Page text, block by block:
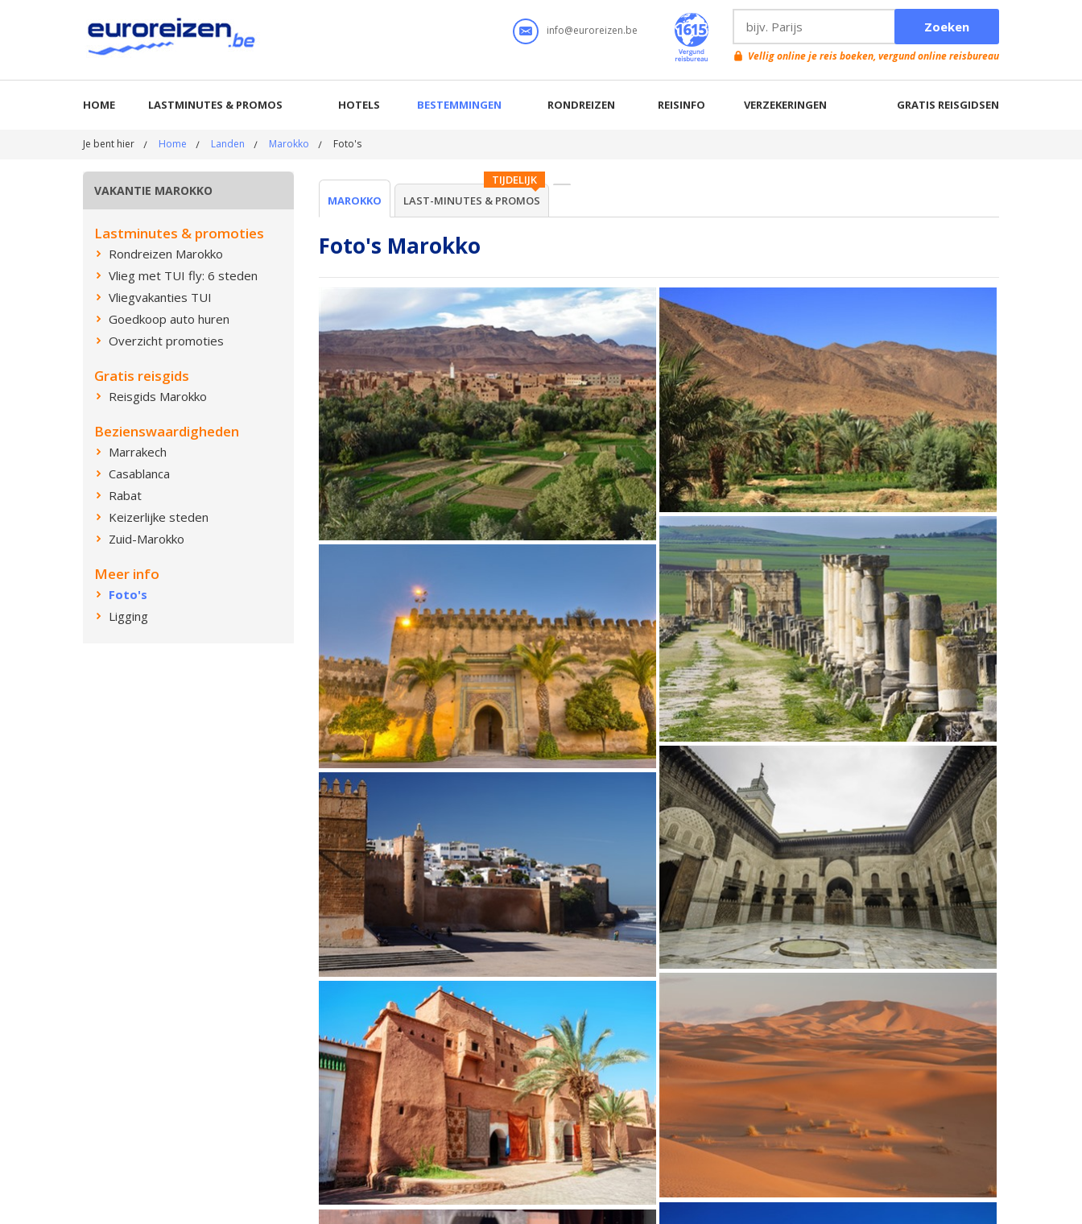
info@euroreizen.be
Vellig online je reis boeken, vergund online reisbureau
HOME LASTMINUTES & PROMOS HOTELS BESTEMMINGEN RONDREIZEN REISINFO VERZEKERINGEN GRATIS REISGIDSEN
Je bent hier Home Landen Marokko Foto's
VAKANTIE MAROKKO
Lastminutes & promoties
Rondreizen Marokko
Vlieg met TUI fly: 6 steden
Vliegvakanties TUI
Goedkoop auto huren
Overzicht promoties
Gratis reisgids
Reisgids Marokko
Bezienswaardigheden
Marrakech
Casablanca
Rabat
Keizerlijke steden
Zuid-Marokko
Meer info
Foto's
Ligging
MAROKKO
TIJDELIJK
LAST-MINUTES & PROMOS
Foto's Marokko